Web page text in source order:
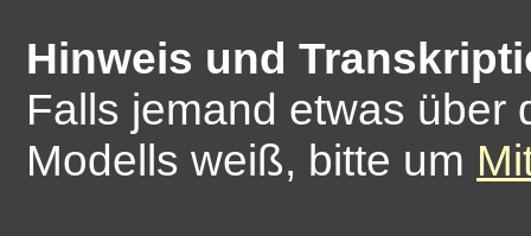
Hinweis und
Falls jemand etwas über
Modells weiß, bitte um